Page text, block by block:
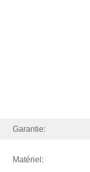
Garantie:
Matériel: